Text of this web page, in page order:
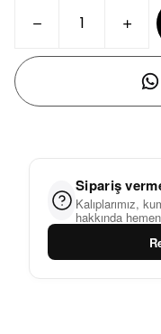
Sipariş
Kalıplarımız,
hakkında